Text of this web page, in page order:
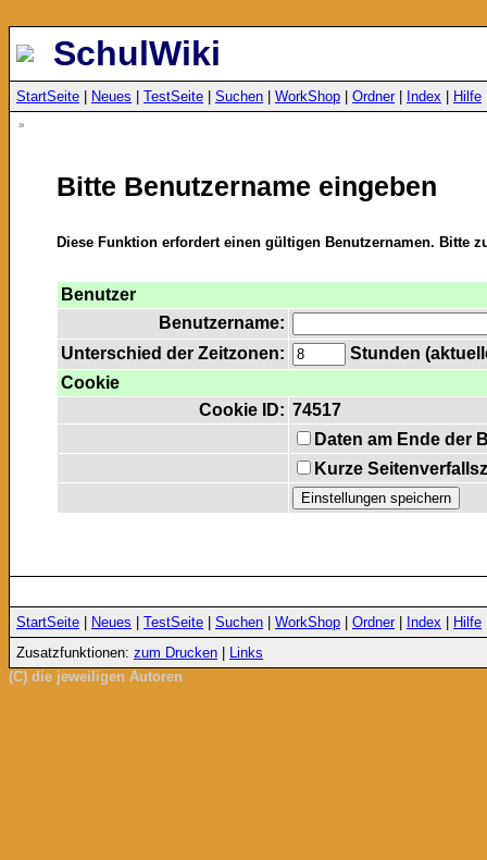
SchulWiki
StartSeite Neues TestSeite Suchen WorkShop Ordner| Index Hilfe
»
Bitte Benutzername eingeben
Diese Funktion erfordert einen gültigen Benutzernamen. Bitte
Benutzer
Benutzername:
Unterschied der Zeitzonen:
Stunden
Cookie
Cookie ID: 74517
Daten am Ende der
Kurze
StartSeite Neues TestSeite Suchen WorkShop Ordner| Index Hilfe
Zusatzfunktionen: zum Drucken
Links
(C) die jeweiligen Autoren